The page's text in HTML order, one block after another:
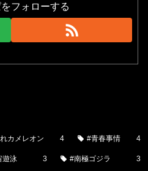
フォローする
カメレオン 4 #青春事情 4
遊泳 3 #南極ゴジラ 3